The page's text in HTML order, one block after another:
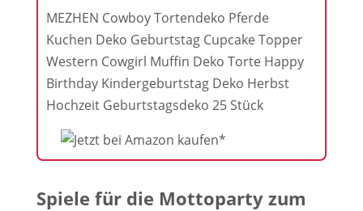
MEZHEN Cowboy Tortendeko Pferde
Kuchen Deko Geburtstag Cupcake Topper
Western Cowgirl Muffin Deko Torte Happy
Birthday Kindergeburtstag Deko Herbst
Hochzeit Geburtstagsdeko 25 Stück
Spiele für die Mottoparty zum